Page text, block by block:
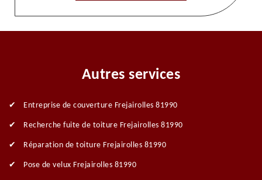
Autres services
Entreprise de couverture Frejairolles 81990
Recherche fuite de toiture Frejairolles 81990
Réparation de toiture Frejairolles 81990
Pose de velux Frejairolles 81990